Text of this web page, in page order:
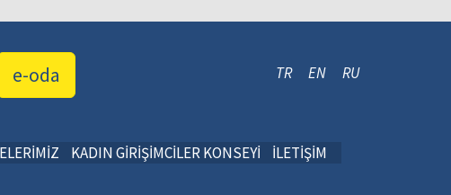
TR EN RU
e-oda
KADIN GİRİŞİMCİLER KONSEYİ İLETİŞİM